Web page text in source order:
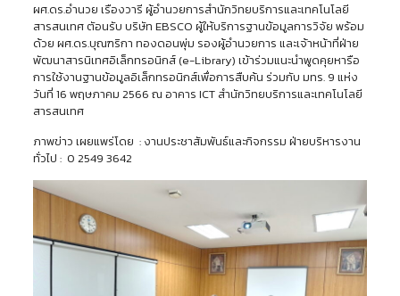
ผศ.ดร.อำนวย เรืองวารี ผู้อำนวยการสำนักวิทยบริการและเทคโนโลยี
สารสนเทศ ตัอนรับ บริษัท EBSCO ผู้ให้บริการฐานข้อมูลการวิจัย พร้อม
ด้วย ผศ.ดร.บุณฑริกา ทองดอนพุ่ม รองผู้อำนวยการ และเจ้าหน้าที่ฝ่าย
พัฒนาสารนิเทศอิเล็กทรอนิกส์ (e-Library) เข้าร่วมแนะนำพูดคุยหารือ
การใช้งานฐานข้อมูลอิเล็กทรอนิกส์เพื่อการสืบค้น ร่วมกับ มทร. 9 แห่ง
วันที่ 16 พฤษภาคม 2566 ณ อาคาร ICT สำนักวิทยบริการและเทคโนโลยี
สารสนเทศ
ภาพข่าว เผยแพร่โดย : งานประชาสัมพันธ์และกิจกรรม ฝ่ายบริหารงาน
ทั่วไป : 0 2549 3642